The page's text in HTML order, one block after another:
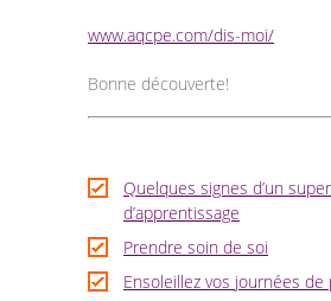
-- Album photo
Pédagogie
www.aqcpe.com/dis-moi/
Bonne découverte!
Quelques signes d’un
d’apprentissage
Prendre soin de soi
Ensoleillez vos journées de